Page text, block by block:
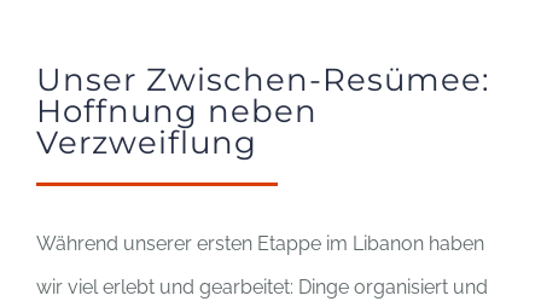
Unser Zwischen-Resümee:
Hoffnung neben
Verzweiflung
Während unserer ersten Etappe im Libanon haben
wir viel erlebt und gearbeitet: Dinge organisiert und